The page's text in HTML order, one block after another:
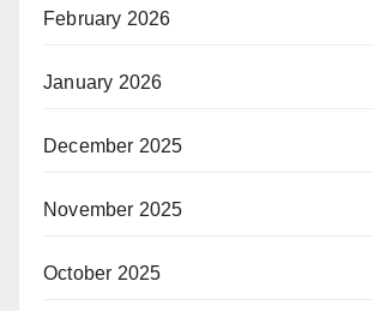
February 2026
January 2026
December 2025
November 2025
October 2025